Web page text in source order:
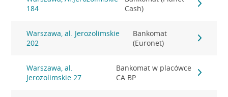
184
Cash)
Warszawa, al. Jerozolimskie
202
Bankomat
(Euronet)
Warszawa, al.
Jerozolimskie 27
Bankomat w placówce
CA BP